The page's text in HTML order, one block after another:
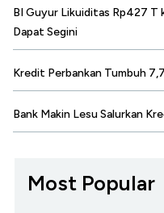
BI Guyur Likuiditas Rp427 T
Dapat Segini
Kredit Perbankan Tumbuh
Bank Makin Lesu Salurkan
Most Popular